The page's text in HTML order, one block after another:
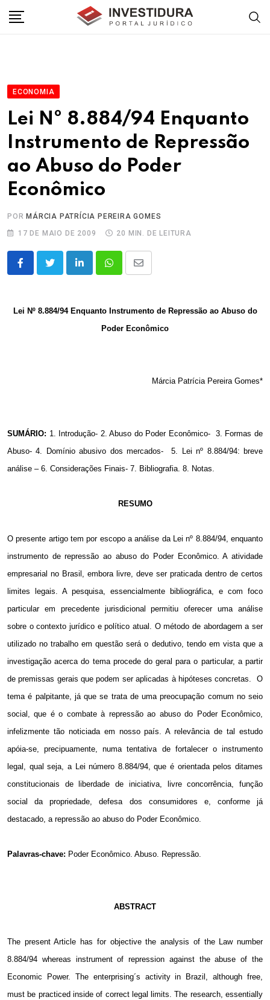
ECONOMIA
Lei Nº 8.884/94 Enquanto
Instrumento de Repressão
ao Abuso do Poder
Econômico
POR MÁRCIA PATRÍCIA PEREIRA GOMES
17 DE MAIO DE 2009
20 MIN. DE LEITURA
LinkedInWhatsappShare
Lei Nº 8.884/94 Enquanto Instrumento de Repressão ao Abuso do
Poder Econômico
Márcia Patrícia Pereira Gomes*
SUMÁRIO: 1. Introdução- 2. Abuso do Poder Econômico-
3. Formas de
Abuso- 4. Domínio abusivo dos mercados-
5. Lei nº 8.884/94: breve
análise – 6. Considerações Finais- 7. Bibliografia. 8. Notas.
RESUMO
O presente artigo tem por escopo a análise da Lei nº 8.884/94, enquanto
instrumento de repressão ao abuso do Poder Econômico. A atividade
empresarial no Brasil, embora livre, deve ser praticada dentro de certos
limites legais. A pesquisa, essencialmente bibliográfica, e com foco
particular em precedente jurisdicional permitiu oferecer uma análise
sobre o contexto jurídico e político atual. O método de abordagem a ser
utilizado no trabalho em questão será o dedutivo, tendo em vista que a
investigação acerca do tema procede do geral para o particular, a partir
de premissas gerais que podem ser aplicadas à hipóteses concretas.
O
tema é palpitante, já que se trata de uma preocupação comum no seio
social, que é o combate à repressão ao abuso do Poder Econômico,
infelizmente tão noticiada em nosso país. A relevância de tal estudo
apóia-se, precipuamente, numa tentativa de fortalecer o instrumento
legal, qual seja, a Lei número 8.884/94, que é orientada pelos ditames
constitucionais de liberdade de iniciativa, livre concorrência, função
social da propriedade, defesa dos consumidores e, conforme já
destacado, a repressão ao abuso do Poder Econômico.
Palavras-chave: Poder Econômico. Abuso. Repressão.
ABSTRACT
The present Article has for objective the analysis of the Law number
8.884/94 whereas instrument of repression against the abuse of the
Economic Power. The enterprising´s activity in
Brazil , although free,
must be practiced inside of correct legal limits. The research, essentially